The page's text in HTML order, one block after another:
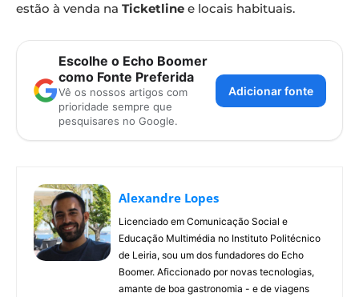
estão à venda na Ticketline e locais habituais.
Escolhe o Echo Boomer
como Fonte Preferida
Vê os nossos artigos com
prioridade sempre que
pesquisares no Google.
Adicionar fonte
Alexandre Lopes
Licenciado em Comunicação Social e
Educação Multimédia no Instituto Politécnico
de Leiria, sou um dos fundadores do Echo
Boomer. Aficcionado por novas tecnologias,
amante de boa gastronomia - e de viagens